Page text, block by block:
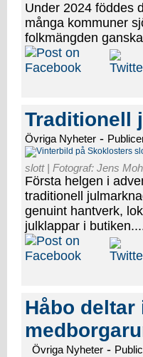
Under 2024 föddes
många kommuner
folkmängden
Traditionell
Övriga Nyheter -
slott | Fotograf: Jens
Första helgen i
traditionell
genuint hantverk,
julklappar i
Håbo deltar
Övriga Nyheter -